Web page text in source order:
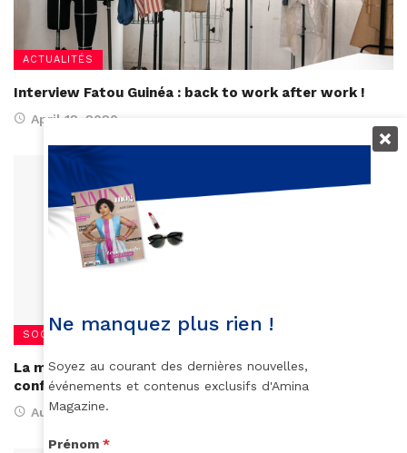
ACTUALITÉS
Interview Fatou Guinéa : back to work after work !
April 12, 2020
SOCIÉTÉ
La maire de Baltimore fait retirer les monuments
confédérés de sa ville
August 22, 2017
Ne manquez plus rien !
Soyez au courant des dernières nouvelles,
événements et contenus exclusifs d'Amina
Magazine.
Prénom *